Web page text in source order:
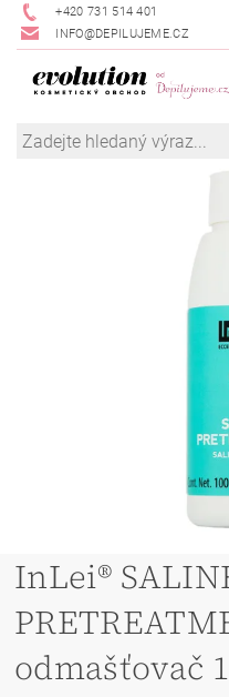
+420 731 514 401
INFO@DEPILUJEME.CZ
InLei®
odmašťovač